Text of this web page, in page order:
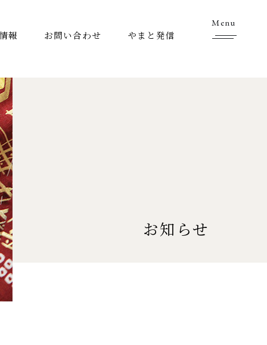
Menu
報 お問い合わせ やまと発信
お知らせ